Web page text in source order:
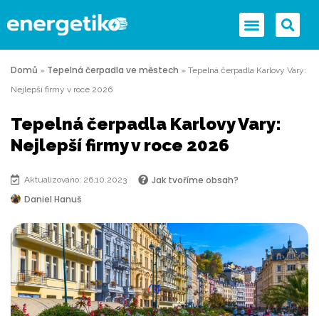
Domů » Tepelná čerpadla ve městech » Tepelná čerpadla Karlovy Vary:
Nejlepší firmy v roce 2026
Tepelná čerpadla Karlovy Vary:
Nejlepší firmy v roce 2026
Aktualizováno: 26.10.2023
Jak tvoříme obsah?
Daniel Hanuš